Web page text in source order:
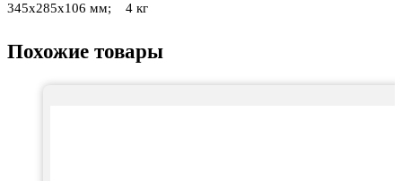
345х285х106 мм; 4 кг
Похожие товары